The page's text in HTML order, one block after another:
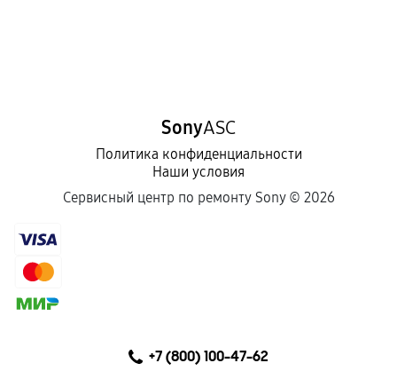
SonyASC
Политика конфиденциальности
Наши условия
Сервисный центр по ремонту Sony © 2026
+7 (800) 100-47-62